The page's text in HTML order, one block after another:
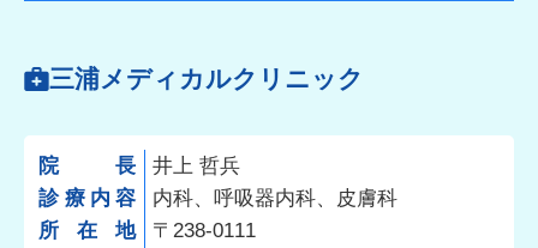
三浦メディカルクリニック
院長
井上 哲兵
診療内容
内科、呼吸器内科、皮膚科
所在地
〒238-0111